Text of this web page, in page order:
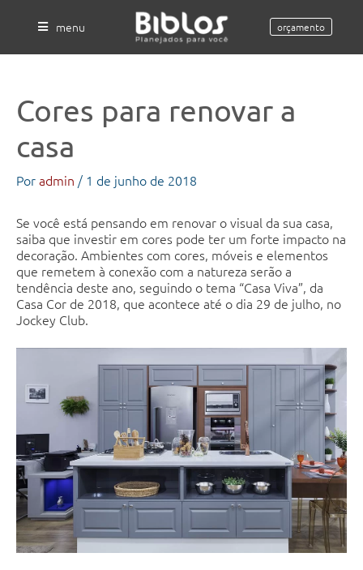
conteúdo
menu orçamento
Cores para renovar a
casa
Poradmin / 1 de junho de 2018
Se você está pensando em renovar o visual da sua casa,
saiba que investir em cores pode ter um forte impacto na
decoração. Ambientes com cores, móveis e elementos
que remetem à conexão com a natureza serão a
tendência deste ano, seguindo o tema “Casa Viva”, da
Casa Cor de 2018, que acontece até o dia 29 de julho, no
Jockey Club.